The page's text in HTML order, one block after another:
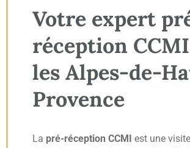
Votre expert
réception
les Alpes-de-
Provence
La pré-réception CCMI est une